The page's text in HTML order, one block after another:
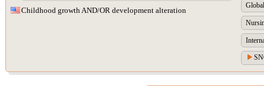
Childhood growth AND/OR development alteration